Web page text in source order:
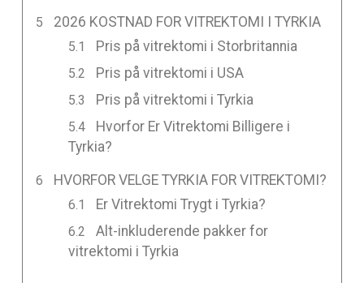
2026 KOSTNAD FOR VITREKTOMI I TYRKIA
Pris på vitrektomi i Storbritannia
Pris på vitrektomi i USA
Pris på vitrektomi i Tyrkia
Hvorfor Er Vitrektomi Billigere i
Tyrkia?
HVORFOR VELGE TYRKIA FOR VITREKTOMI?
Er Vitrektomi Trygt i Tyrkia?
Alt-inkluderende pakker for
vitrektomi i Tyrkia